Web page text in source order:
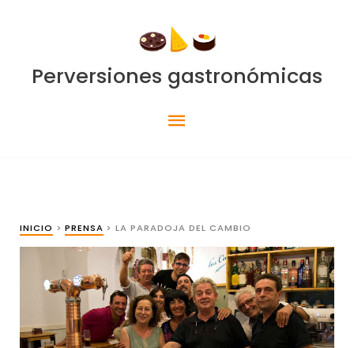
Perversiones gastronómicas
Menú
INICIO PRENSA LA PARADOJA DEL CAMBIO